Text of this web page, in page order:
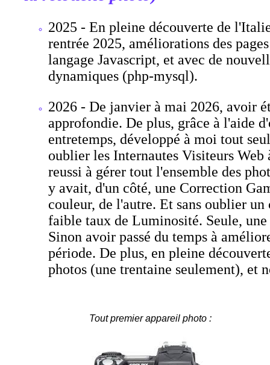
2025 - En pleine découverte de
rentrée 2025, améliorations des
langage Javascript, et avec de
dynamiques (php-mysql).
2026 - De janvier à mai 2026, avoir
approfondie. De plus, grâce à l'aide
entretemps, développé à moi tout
oublier les Internautes Visiteurs
reussi à gérer tout l'ensemble des
y avait, d'un côté, une Correction
couleur, de l'autre. Et sans oublier
faible taux de Luminosité. Seule,
Sinon avoir passé du temps à
période. De plus, en pleine
photos (une trentaine seulement), et
Tout premier appareil photo :